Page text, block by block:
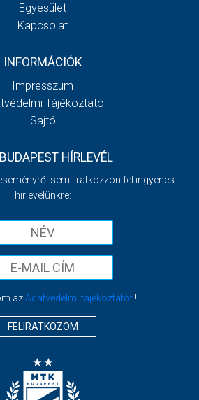
Egyesület
Kapcsolat
INFORMÁCIÓK
Impresszum
Tájékoztató
Sajtó
HÍRLEVÉL
sem! Iratkozzon fel ingyenes
hírlevelünkre:
azAdatvédelmi tájékoztatót!
FELIRATKOZOM